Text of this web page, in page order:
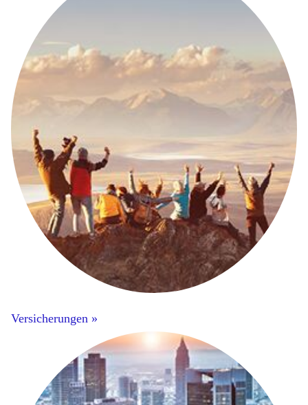
Versicherungen »